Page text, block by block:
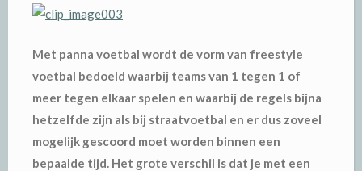
Met panna voetbal wordt de vorm van freestyle
voetbal bedoeld waarbij teams van 1 tegen 1 of
meer tegen elkaar spelen en waarbij de regels bijna
hetzelfde zijn als bij straatvoetbal en er dus zoveel
mogelijk gescoord moet worden binnen een
bepaalde tijd. Het grote verschil is dat je met een